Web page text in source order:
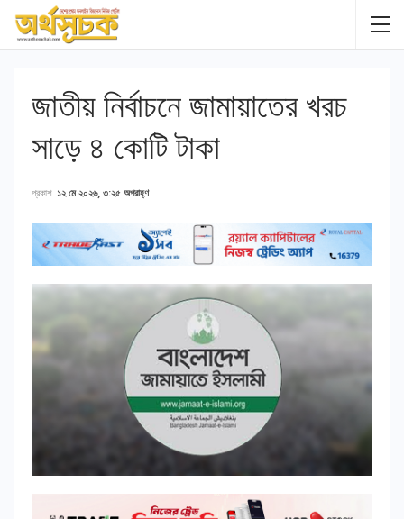
জাতীয় নির্বাচনে জামায়াতের খরচ
সাড়ে ৪ কোটি টাকা
প্রকাশ ১২ মে ২০২৬, ৩:২৫ অপরাহ্ণ